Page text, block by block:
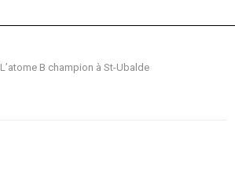
L’atome B champion à St-Ubalde